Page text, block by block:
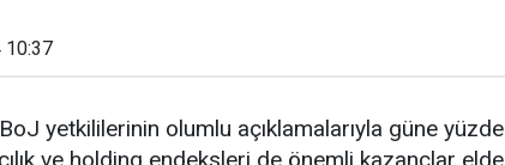
10:37
yetkililerinin olumlu açıklamalarıyla güne yüzde